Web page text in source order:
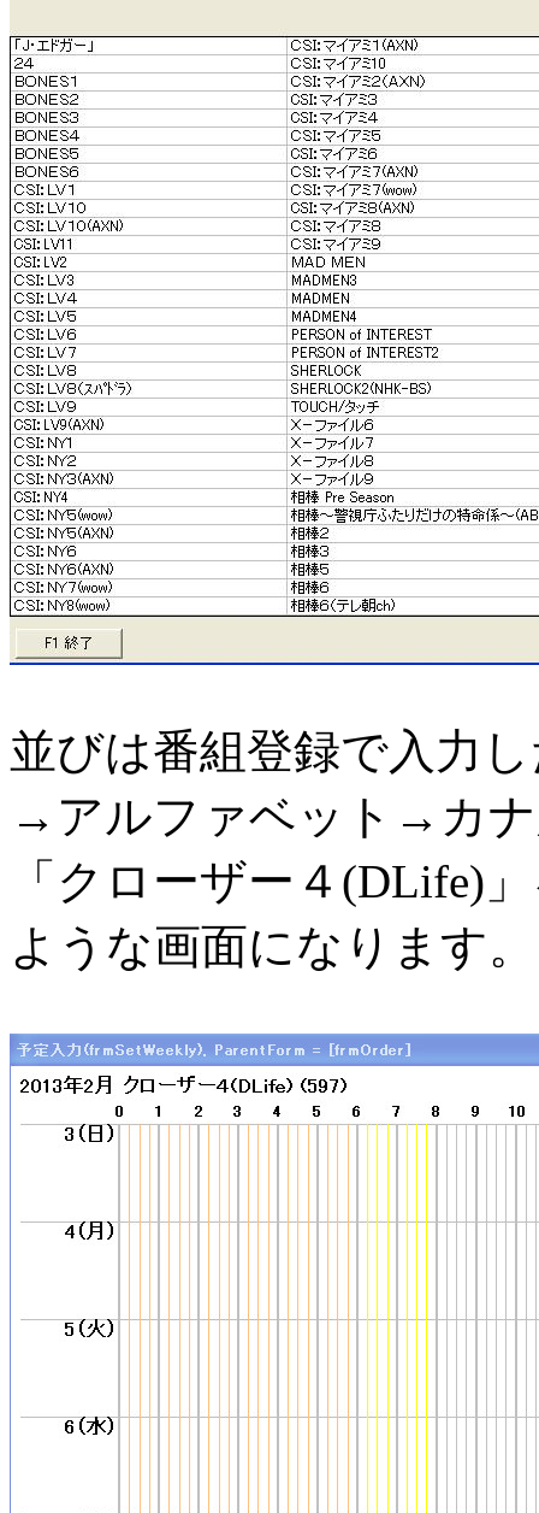
並びは番組登録で入力
→アルファベット→カ
「クローザー４(DLife)
ような画面になります。